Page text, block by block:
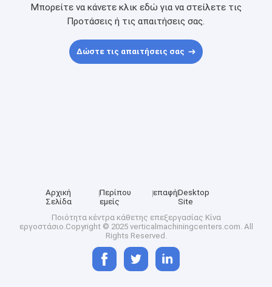
Μπορείτε να κάνετε κλικ εδώ για να στείλετε τις
Προτάσεις ή τις απαιτήσεις σας.
Δώστε τις απαιτήσεις σας
Αρχική
Σελίδα
Περίπου
εμείς
επαφήDesktop
Site
Ποιότητα κέντρα κάθετης επεξεργασίας Κίνα
εργοστάσιο.Copyright © 2025 verticalmachiningcenters.com. All
Rights Reserved.